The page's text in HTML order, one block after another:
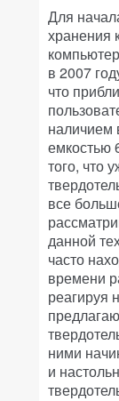
Для
хранения
в 2007
что
наличием
емкостью
того, что
все
данной
часто
времени
реагируя
ними
и